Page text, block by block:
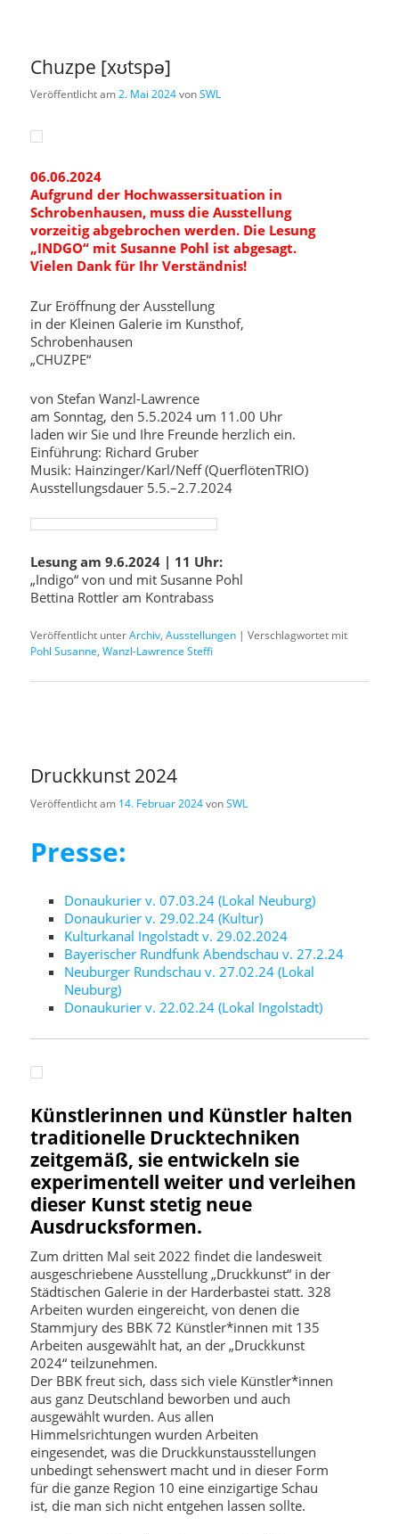
Chuzpe [xʊtspə]
Veröffentlicht am2. Mai 2024vonSWL
06.06.2024
Aufgrund der Hochwassersituation in
Schrobenhausen, muss die Ausstellung
vorzeitig abgebrochen werden. Die Lesung
„INDGO“ mit Susanne Pohl ist abgesagt.
Vielen Dank für Ihr Verständnis!
Zur Eröffnung der Ausstellung
in der Kleinen Galerie im Kunsthof,
Schrobenhausen
„CHUZPE“
von Stefan Wanzl-Lawrence
am Sonntag, den 5.5.2024 um 11.00 Uhr
laden wir Sie und Ihre Freunde herzlich ein.
Einführung: Richard Gruber
Musik: Hainzinger/Karl/Neff (QuerflötenTRIO)
Ausstellungsdauer 5.5.–2.7.2024
Lesung am 9.6.2024 | 11 Uhr:
„Indigo“ von und mit Susanne Pohl
Bettina Rottler am Kontrabass
Veröffentlicht unterArchiv,Ausstellungen |Verschlagwortet mit
Pohl Susanne,Wanzl-Lawrence Steffi
Druckkunst 2024
Veröffentlicht am 14. Februar 2024vonSWL
Presse:
Donaukurier v. 07.03.24 (Lokal Neuburg)
Donaukurier v. 29.02.24 (Kultur)
Kulturkanal Ingolstadt v. 29.02.2024
Bayerischer Rundfunk Abendschau v. 27.2.24
Neuburger Rundschau v. 27.02.24 (Lokal
Neuburg)
Donaukurier v. 22.02.24 (Lokal Ingolstadt)
Künstlerinnen und Künstler halten
traditionelle Drucktechniken
zeitgemäß, sie entwickeln sie
experimentell weiter und verleihen
dieser Kunst stetig neue
Ausdrucksformen.
Zum dritten Mal seit 2022 findet die landesweit
ausgeschriebene Ausstellung „Druckkunst“ in der
Städtischen Galerie in der Harderbastei statt. 328
Arbeiten wurden eingereicht, von denen die
Stammjury des BBK 72 Künstler*innen mit 135
Arbeiten ausgewählt hat, an der „Druckkunst
2024“ teilzunehmen.
Der BBK freut sich, dass sich viele Künstler*innen
aus ganz Deutschland beworben und auch
ausgewählt wurden. Aus allen
Himmelsrichtungen wurden Arbeiten
eingesendet, was die Druckkunstausstellungen
unbedingt sehenswert macht und in dieser Form
für die ganze Region 10 eine einzigartige Schau
ist, die man sich nicht entgehen lassen sollte.